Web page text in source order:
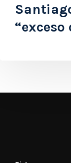
“exceso